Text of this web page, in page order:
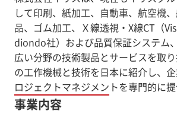
して印刷、紙加工、自動車、航空機
品、ゴム加工、Ｘ線透視・X線CT（
diondo社）および品質保証システム
広い分野の技術製品とサービスを取
の工作機械と技術を日本に紹介し、
ロジェクトマネジメントを専門的に提
事業内容